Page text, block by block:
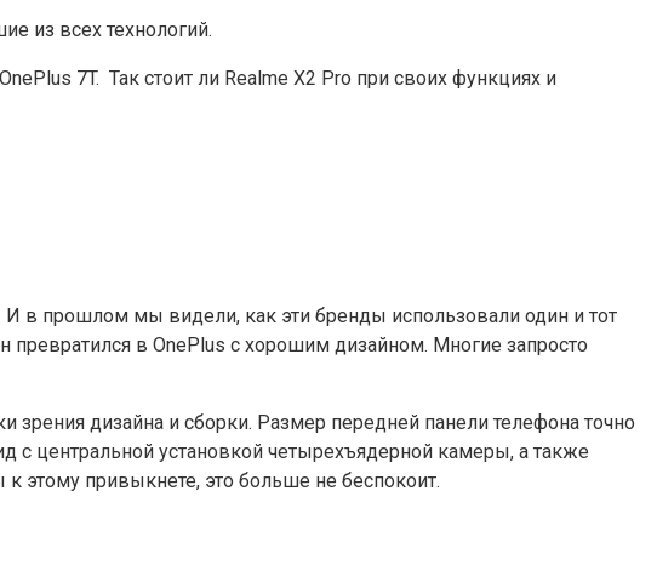
из всех технологий.
7T. Так стоит ли Realme X2 Pro при своих функциях и
И в прошлом мы видели, как эти бренды использовали один и тот
в OnePlus с хорошим дизайном. Многие запросто
дизайна и сборки. Размер передней панели телефона точно
с центральной установкой четырехъядерной камеры, а также
этому привыкнете, это больше не беспокоит.